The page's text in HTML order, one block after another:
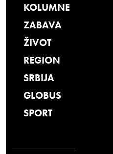
KOLUMNE
ZABAVA
ŽIVOT
REGION
SRBIJA
GLOBUS
SPORT